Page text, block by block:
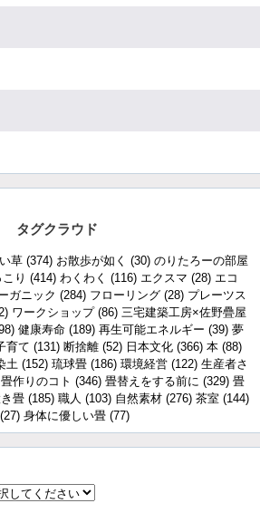
タグクラウド
い草 (374) お散歩が如く (30) のりたろーの部屋
り (414) わくわく (116) エクスマ (28) エコ
ガニック (284) フローリング (28) プレーツス
ワークショップ(86) 三宅建築工房×佐野疊屋
健康寿命 (189) 再生可能エネルギー (39) 夢
育て (131) 断捨離 (52) 日本文化 (366) 本 (88)
土 (152) 琉球畳 (186) 環境経営 (122) 生産者さ
畳作りのコト (346) 畳替えをする前に (329) 畳
畳 (185) 職人 (103) 自然素材 (276) 茶室 (144)
(27) 身体に優しい畳 (77)